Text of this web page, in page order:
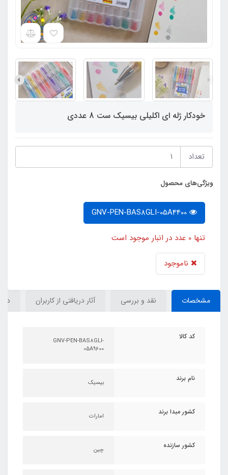
خودکار ژله ای اکلیلی بیسیک ست 8 عددی
تعداد
ویژگی‌های محصول
تنها 0 عدد در انبار موجود است
ناموجود
مشخصات نقد و بررسی آثار دریافتی از کاربران
کد کالا
GNV-PEN-BAS8GLI-
05A9600
نام برند بیسیک
کشور مبدا برند امارات
کشور سازنده چین